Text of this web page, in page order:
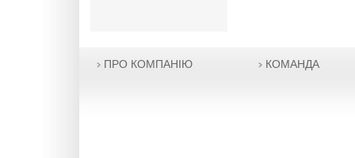
ПРО КОМПАНІЮ КОМАНДА